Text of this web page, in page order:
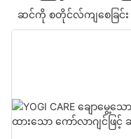
ဆင်ကို စတိုင်လ်ကျစေခြင်း